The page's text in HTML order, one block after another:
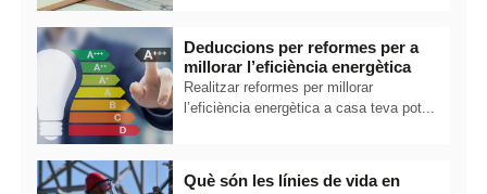
Deduccions per reformes per a
millorar l’eficiència energètica
Realitzar reformes per millorar
l’eficiència energètica a casa teva pot...
Què són les línies de vida en